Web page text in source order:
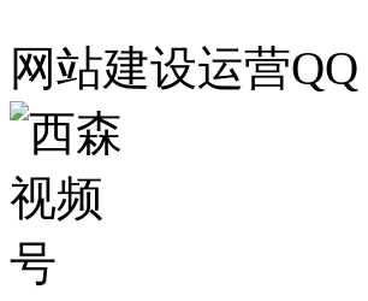
网站建设运营QQ